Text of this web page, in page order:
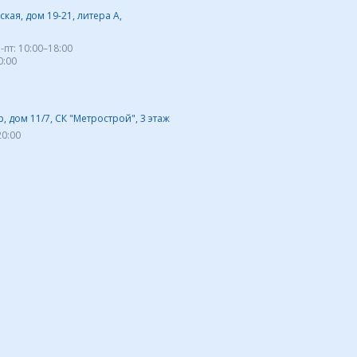
дом 19-21, литера А,
10:00–18:00
дом 11/7, СК "Метрострой", 3 этаж